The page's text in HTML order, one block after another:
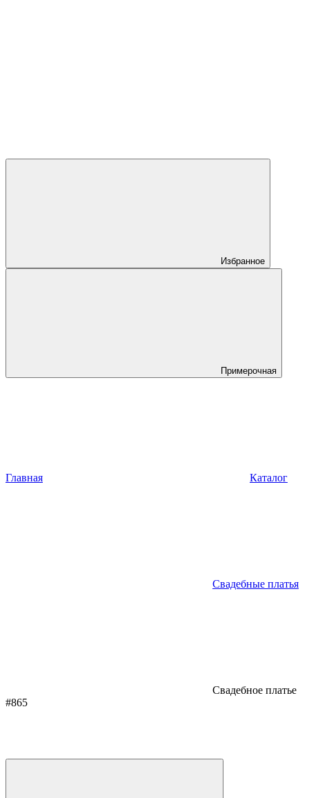
Избранное
Примерочная
Главная Каталог
Свадебные платья
Свадебное платье
#865